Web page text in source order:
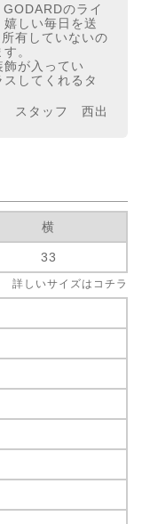
のライ
しい毎日を送
有していないの
。
が入ってい
してくれるタ
スタッフ 西出
横
33
詳しいサイズは コチラ